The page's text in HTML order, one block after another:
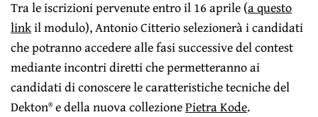
Tra le iscrizioni pervenute entro il 16 aprile (a questo
linkil modulo), Antonio Citterio selezionerà i candidati
che potranno accedere alle fasi successive del contest
mediante incontri diretti che permetteranno ai
candidati di conoscere le caratteristiche tecniche del
Dekton® e della nuova collezionePietra Kode.